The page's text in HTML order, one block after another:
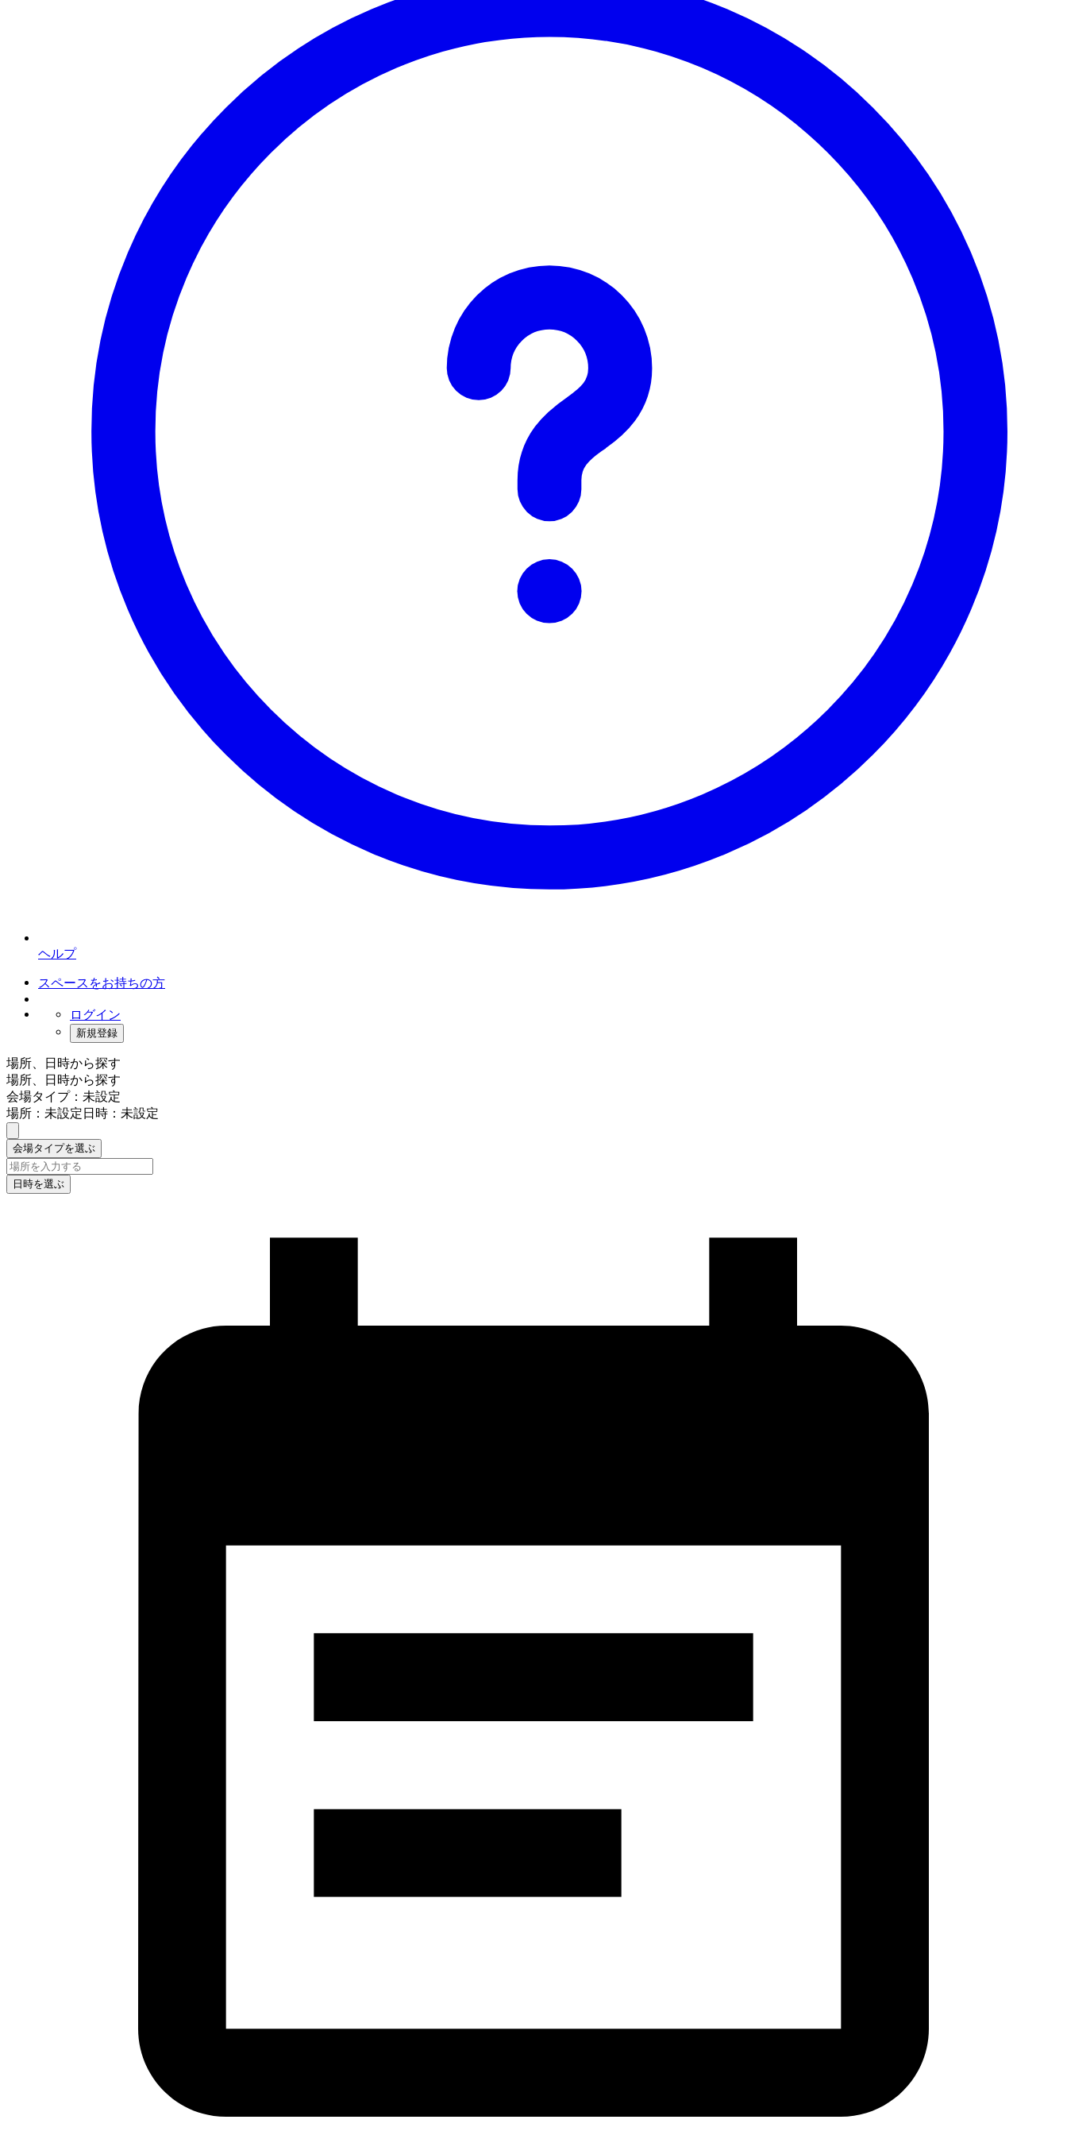
ヘルプ
スペースをお持ちの方
ログイン
新規登録
場所、日時から探す
場所、日時から探す
会場タイプ：未設定
場所：未設定日時：未設定
会場タイプを選ぶ
日時を選ぶ